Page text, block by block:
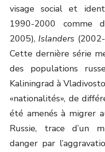
visage social et
1990-2000 comme
2005), Islanders
Cette dernière série
des populations
Kaliningrad à
«nationalités», de
été amenés à migrer
Russie, trace d’un
danger par